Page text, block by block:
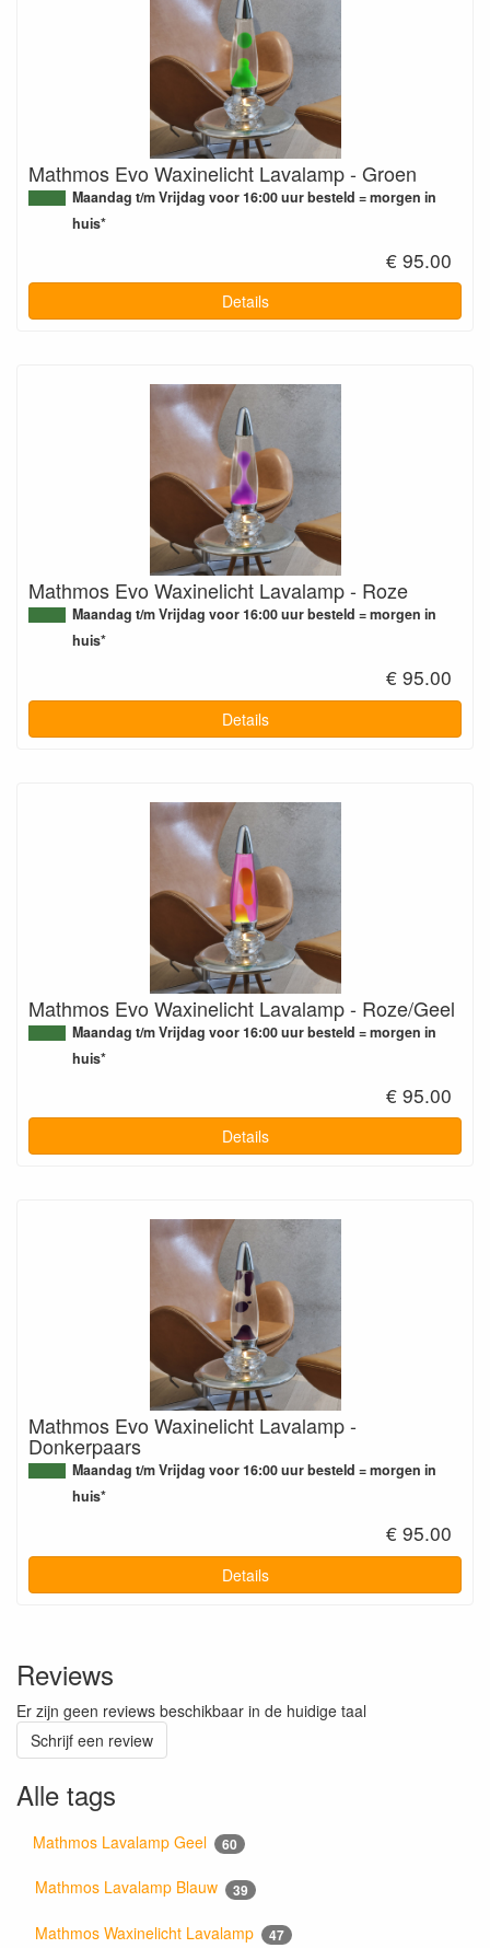
Mathmos Evo Waxinelicht Lavalamp - Groen
Maandag t/m Vrijdag voor 16:00 uur besteld = morgen in
huis*
€ 95.00
Details
Mathmos Evo Waxinelicht Lavalamp - Roze
Maandag t/m Vrijdag voor 16:00 uur besteld = morgen in
huis*
€ 95.00
Details
Mathmos Evo Waxinelicht Lavalamp - Roze/Geel
Maandag t/m Vrijdag voor 16:00 uur besteld = morgen in
huis*
€ 95.00
Details
Mathmos Evo Waxinelicht Lavalamp -
Donkerpaars
Maandag t/m Vrijdag voor 16:00 uur besteld = morgen in
huis*
€ 95.00
Details
Reviews
Er zijn geen reviews beschikbaar in de huidige taal
Schrijf een review
Alle tags
Mathmos Lavalamp Geel 60
Mathmos Lavalamp Blauw 39
Mathmos Waxinelicht Lavalamp 47